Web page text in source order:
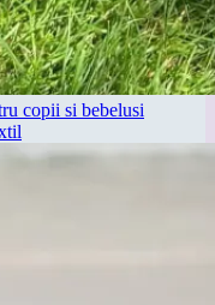
copii si bebelusi